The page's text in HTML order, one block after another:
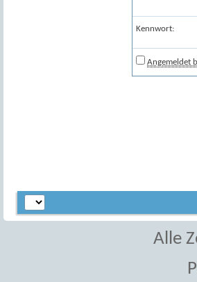
Kennwort:
Angemeldet
Alle